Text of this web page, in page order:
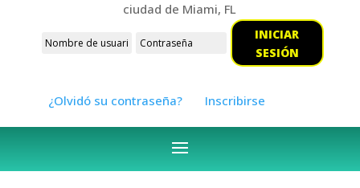
ciudad de Miami, FL
INICIAR
SESIÓN
¿Olvidó su contraseña? Inscribirse